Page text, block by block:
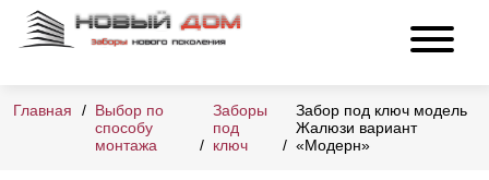
Главная
Выбор по
способу
монтажа
Заборы
под
ключ
Забор под ключ модель
Жалюзи вариант
«Модерн»